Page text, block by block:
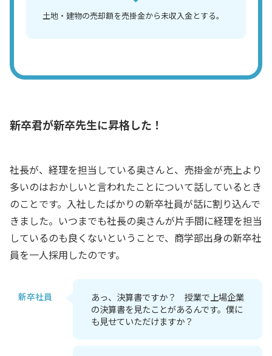
土地・建物の売却額を売掛金から未収入金とする。
新卒君が新卒先生に昇格した！
社長が、経理を担当している奥さんと、売掛金が売上より
多いのはおかしいと言われたことについて話しているとき
のことです。入社したばかりの新卒社員が話に割り込んで
きました。いつまでも社長の奥さんが片手間に経理を担当
しているのも良くないということで、商学部出身の新卒社
員を一人採用したのです。
新卒社員
あっ、決算書ですか？ 授業で上場企業
の決算書を見たことがあるんです。僕に
も見せていただけますか？